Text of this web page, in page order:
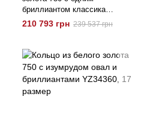
бриллиантом классика
YZ23938, 17,5 размер
210 793 грн 239 537 грн